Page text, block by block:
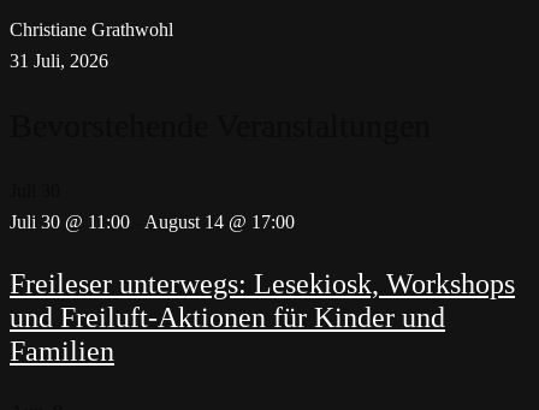
Christiane Grathwohl
31 Juli, 2026
Juli 30 @ 11:00
August 14 @ 17:00
Freileser unterwegs: Lesekiosk, Workshops
und Freiluft-Aktionen für Kinder und
Familien